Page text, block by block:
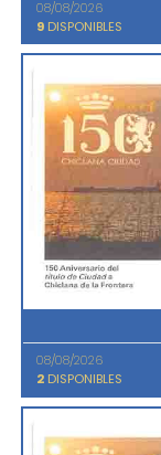
08/08/2026
9 DISPONIBLES
08/08/2026
2 DISPONIBLES